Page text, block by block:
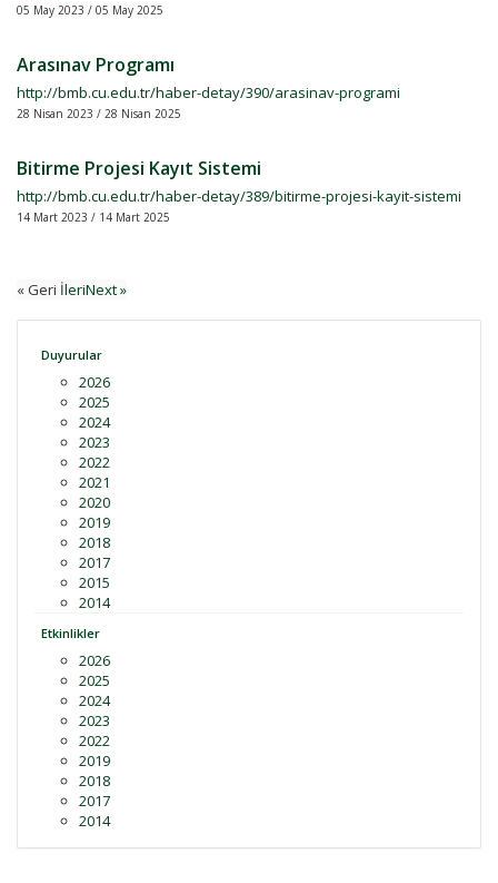
05 May 2023 / 05 May 2025
Arasınav Programı
http://bmb.cu.edu.tr/haber-detay/390/arasinav-programi
28 Nisan 2023 / 28 Nisan 2025
Bitirme Projesi Kayıt Sistemi
http://bmb.cu.edu.tr/haber-detay/389/bitirme-projesi-kayit-sistemi
14 Mart 2023 / 14 Mart 2025
« Geri İleriNext »
Duyurular
2026
2025
2024
2023
2022
2021
2020
2019
2018
2017
2015
2014
Etkinlikler
2026
2025
2024
2023
2022
2019
2018
2017
2014